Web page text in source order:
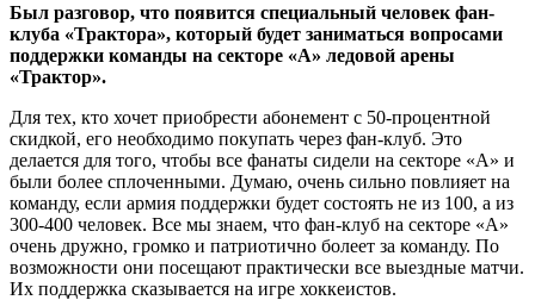
Был разговор, что появится специальный человек фан-
клуба «Трактора», который будет заниматься вопросами
поддержки команды на секторе «А» ледовой арены
«Трактор».
Для тех, кто хочет приобрести абонемент с 50-процентной
скидкой, его необходимо покупать через фан-клуб. Это
делается для того, чтобы все фанаты сидели на секторе «А» и
были более сплоченными. Думаю, очень сильно повлияет на
команду, если армия поддержки будет состоять не из 100, а из
300-400 человек. Все мы знаем, что фан-клуб на секторе «А»
очень дружно, громко и патриотично болеет за команду. По
возможности они посещают практически все выездные матчи.
Их поддержка сказывается на игре хоккеистов.